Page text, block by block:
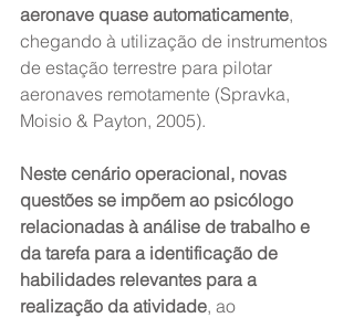
aeronave quase automaticamente,
chegando à utilização de instrumentos
de estação terrestre para pilotar
aeronaves remotamente (Spravka,
Moisio & Payton, 2005).
Neste cenário operacional, novas
questões se impõem ao psicólogo
relacionadas à análise de trabalho e
da tarefa para a identificação de
habilidades relevantes para a
realização da atividade, ao